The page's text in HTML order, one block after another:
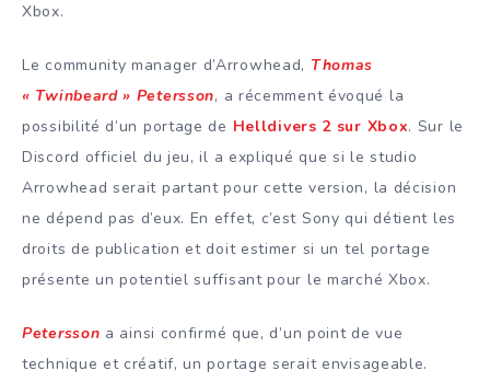
Xbox.
Le community manager d’Arrowhead, Thomas
« Twinbeard » Petersson, a récemment évoqué la
possibilité d’un portage de Helldivers 2 sur Xbox. Sur le
Discord officiel du jeu, il a expliqué que si le studio
Arrowhead serait partant pour cette version, la décision
ne dépend pas d’eux. En effet, c’est Sony qui détient les
droits de publication et doit estimer si un tel portage
présente un potentiel suffisant pour le marché Xbox.
Petersson a ainsi confirmé que, d’un point de vue
technique et créatif, un portage serait envisageable.